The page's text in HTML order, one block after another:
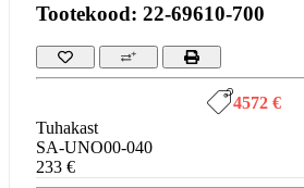
Tootekood: 22-69610-700
4572 €
Tuhakast
SA-UNO00-040
233 €